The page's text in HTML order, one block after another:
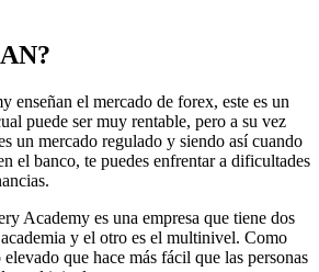
enseñan el mercado de forex, este es un
puede ser muy rentable, pero a su vez
un mercado regulado y siendo así cuando
el banco, te puedes enfrentar a dificultades
Academy es una empresa que tiene dos
y el otro es el multinivel. Como
que hace más fácil que las personas